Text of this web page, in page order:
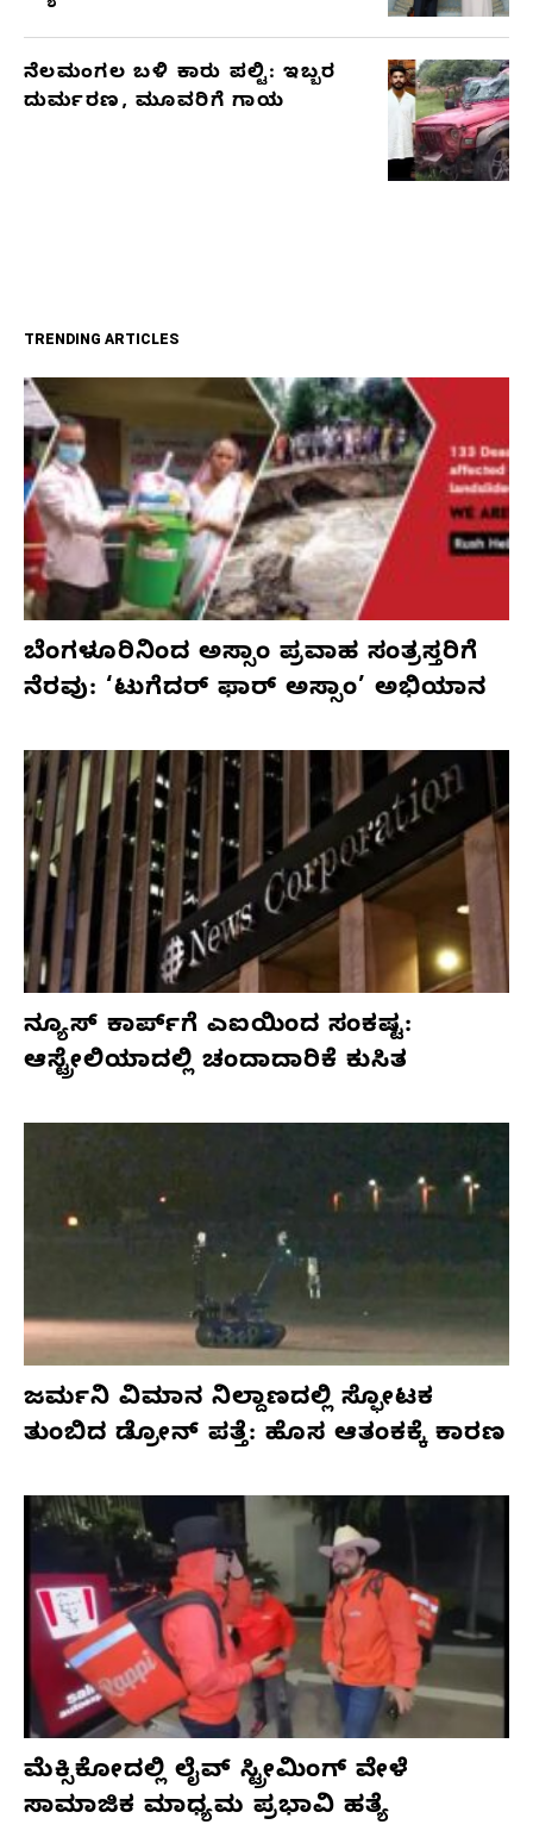
ನೆಲಮಂಗಲ ಬಳಿ ಕಾರು ಪಲ್ಟಿ: ಇಬ್ಬರ
ದುರ್ಮರಣ, ಮೂವರಿಗೆ ಗಾಯ
TRENDING ARTICLES
ಬೆಂಗಳೂರಿನಿಂದ ಅಸ್ಸಾಂ ಪ್ರವಾಹ ಸಂತ್ರಸ್ತರಿಗೆ
ನೆರವು: ‘ಟುಗೆದರ್ ಫಾರ್ ಅಸ್ಸಾಂ’ ಅಭಿಯಾನ
ನ್ಯೂಸ್ ಕಾರ್ಪ್‌ಗೆ ಎಐಯಿಂದ ಸಂಕಷ್ಟ:
ಆಸ್ಟ್ರೇಲಿಯಾದಲ್ಲಿ ಚಂದಾದಾರಿಕೆ ಕುಸಿತ
ಜರ್ಮನಿ ವಿಮಾನ ನಿಲ್ದಾಣದಲ್ಲಿ ಸ್ಫೋಟಕ
ತುಂಬಿದ ಡ್ರೋನ್ ಪತ್ತೆ: ಹೊಸ ಆತಂಕಕ್ಕೆ ಕಾರಣ
ಮೆಕ್ಸಿಕೋದಲ್ಲಿ ಲೈವ್ ಸ್ಟ್ರೀಮಿಂಗ್ ವೇಳೆ
ಸಾಮಾಜಿಕ ಮಾಧ್ಯಮ ಪ್ರಭಾವಿ ಹತ್ಯೆ